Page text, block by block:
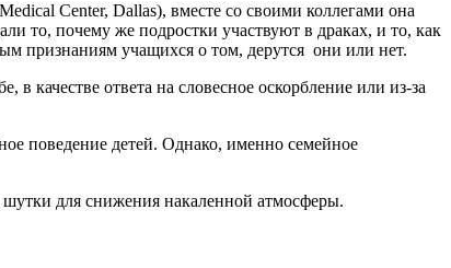
Center, Dallas), вместе со своими коллегами она
то, почему же подростки участвуют в драках, и то, как
признаниям учащихся о том, дерутся они или нет.
качестве ответа на словесное оскорбление или из-за
поведение детей. Однако, именно семейное
для снижения накаленной атмосферы.